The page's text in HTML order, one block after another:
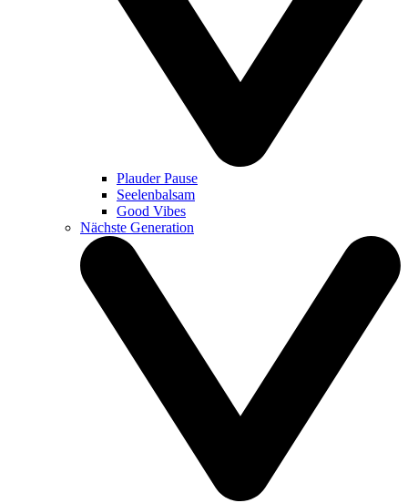
Plauder Pause
Seelenbalsam
Good Vibes
Nächste Generation